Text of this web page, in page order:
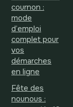
cournon :
mode
d’emploi
complet pour
vos
démarches
en ligne
Fête des
nounous :